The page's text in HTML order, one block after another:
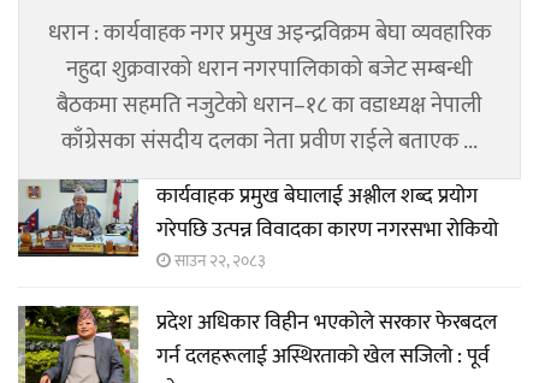
धरान : कार्यवाहक नगर प्रमुख अइन्द्रविक्रम बेघा व्यवहारिक
नहुदा शुक्रवारको धरान नगरपालिकाको बजेट सम्बन्धी
बैठकमा सहमति नजुटेको धरान–१८ का वडाध्यक्ष नेपाली
काँग्रेसका संसदीय दलका नेता प्रवीण राईले बताएक ...
कार्यवाहक प्रमुख बेघालाई अश्लील शब्द प्रयोग
गरेपछि उत्पन्न विवादका कारण नगरसभा रोकियो
साउन २२, २०८३
प्रदेश अधिकार विहीन भएकोले सरकार फेरबदल
गर्न दलहरूलाई अस्थिरताको खेल सजिलो : पूर्व